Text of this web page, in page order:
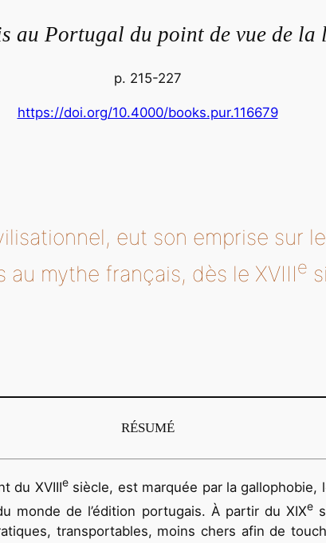
au Portugal du point de vue de la
p. 215-227
https://doi.org/10.4000/books.pur.116679
eut son emprise sur
au mythe français, dès le XVIIIe
RÉSUMÉ
du XVIIIesiècle, est marquée par la gallophobie,
monde de l’édition portugais. À partir du XIXe
transportables, moins chers afin de